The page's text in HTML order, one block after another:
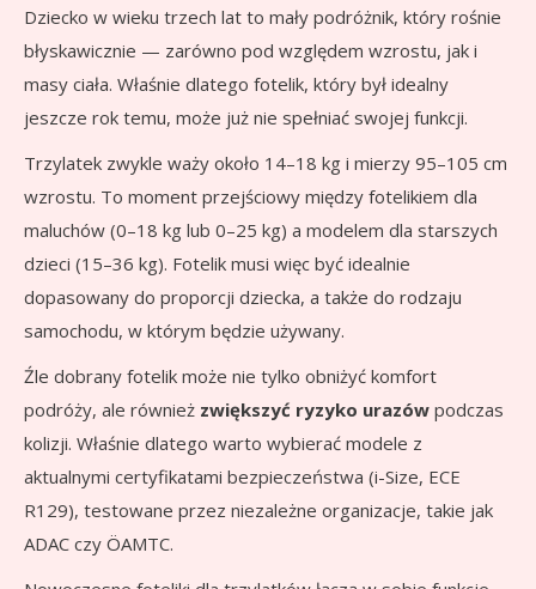
Dziecko w wieku trzech lat to mały podróżnik, który rośnie
błyskawicznie — zarówno pod względem wzrostu, jak i
masy ciała. Właśnie dlatego fotelik, który był idealny
jeszcze rok temu, może już nie spełniać swojej funkcji.
Trzylatek zwykle waży około 14–18 kg i mierzy 95–105 cm
wzrostu. To moment przejściowy między fotelikiem dla
maluchów (0–18 kg lub 0–25 kg) a modelem dla starszych
dzieci (15–36 kg). Fotelik musi więc być idealnie
dopasowany do proporcji dziecka, a także do rodzaju
samochodu, w którym będzie używany.
Źle dobrany fotelik może nie tylko obniżyć komfort
podróży, ale również zwiększyć ryzyko urazów podczas
kolizji. Właśnie dlatego warto wybierać modele z
aktualnymi certyfikatami bezpieczeństwa (i-Size, ECE
R129), testowane przez niezależne organizacje, takie jak
ADAC czy ÖAMTC.